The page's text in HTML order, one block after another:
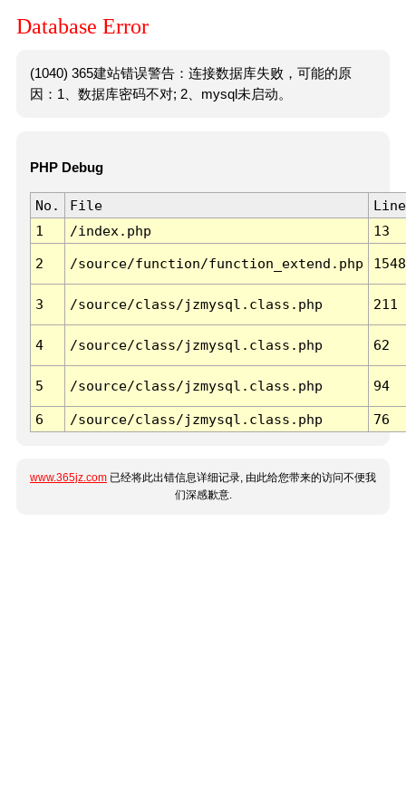
Database Error
(1040) 365建站错误警告：连接数据库失败，可能的原
因：1、数据库密码不对; 2、mysql未启动。
PHP Debug
No. File
Line
1
/index.php 13
2 /source/function/function_extend.php 1548
3 /source/class/jzmysql.class.php 211
4 /source/class/jzmysql.class.php 62
5 /source/class/jzmysql.class.php 94
6 /source/class/jzmysql.class.php 76
www.365jz.com 已经将此出错信息详细记录, 由此给您带来的访问不便我
们深感歉意.